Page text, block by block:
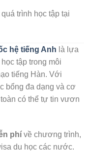
trình học tập tại
hệ tiếng Anh là lựa
tập trong môi
tiếng Hàn. Với
bổng đa dạng và cơ
có thể tự tin vươn
phí về chương trình,
du học các nước.